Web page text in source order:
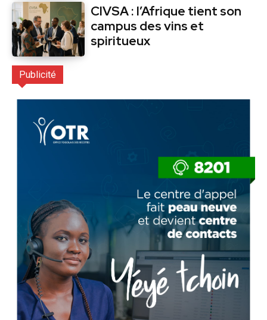
CIVSA : l’Afrique tient son
campus des vins et
spiritueux
Publicité